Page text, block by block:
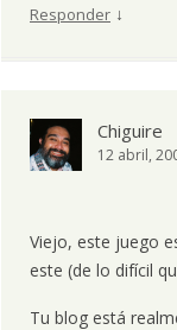
Responder ↓
Chiguire
12 abril,
Viejo, este juego
este (de lo difícil
Tu blog está